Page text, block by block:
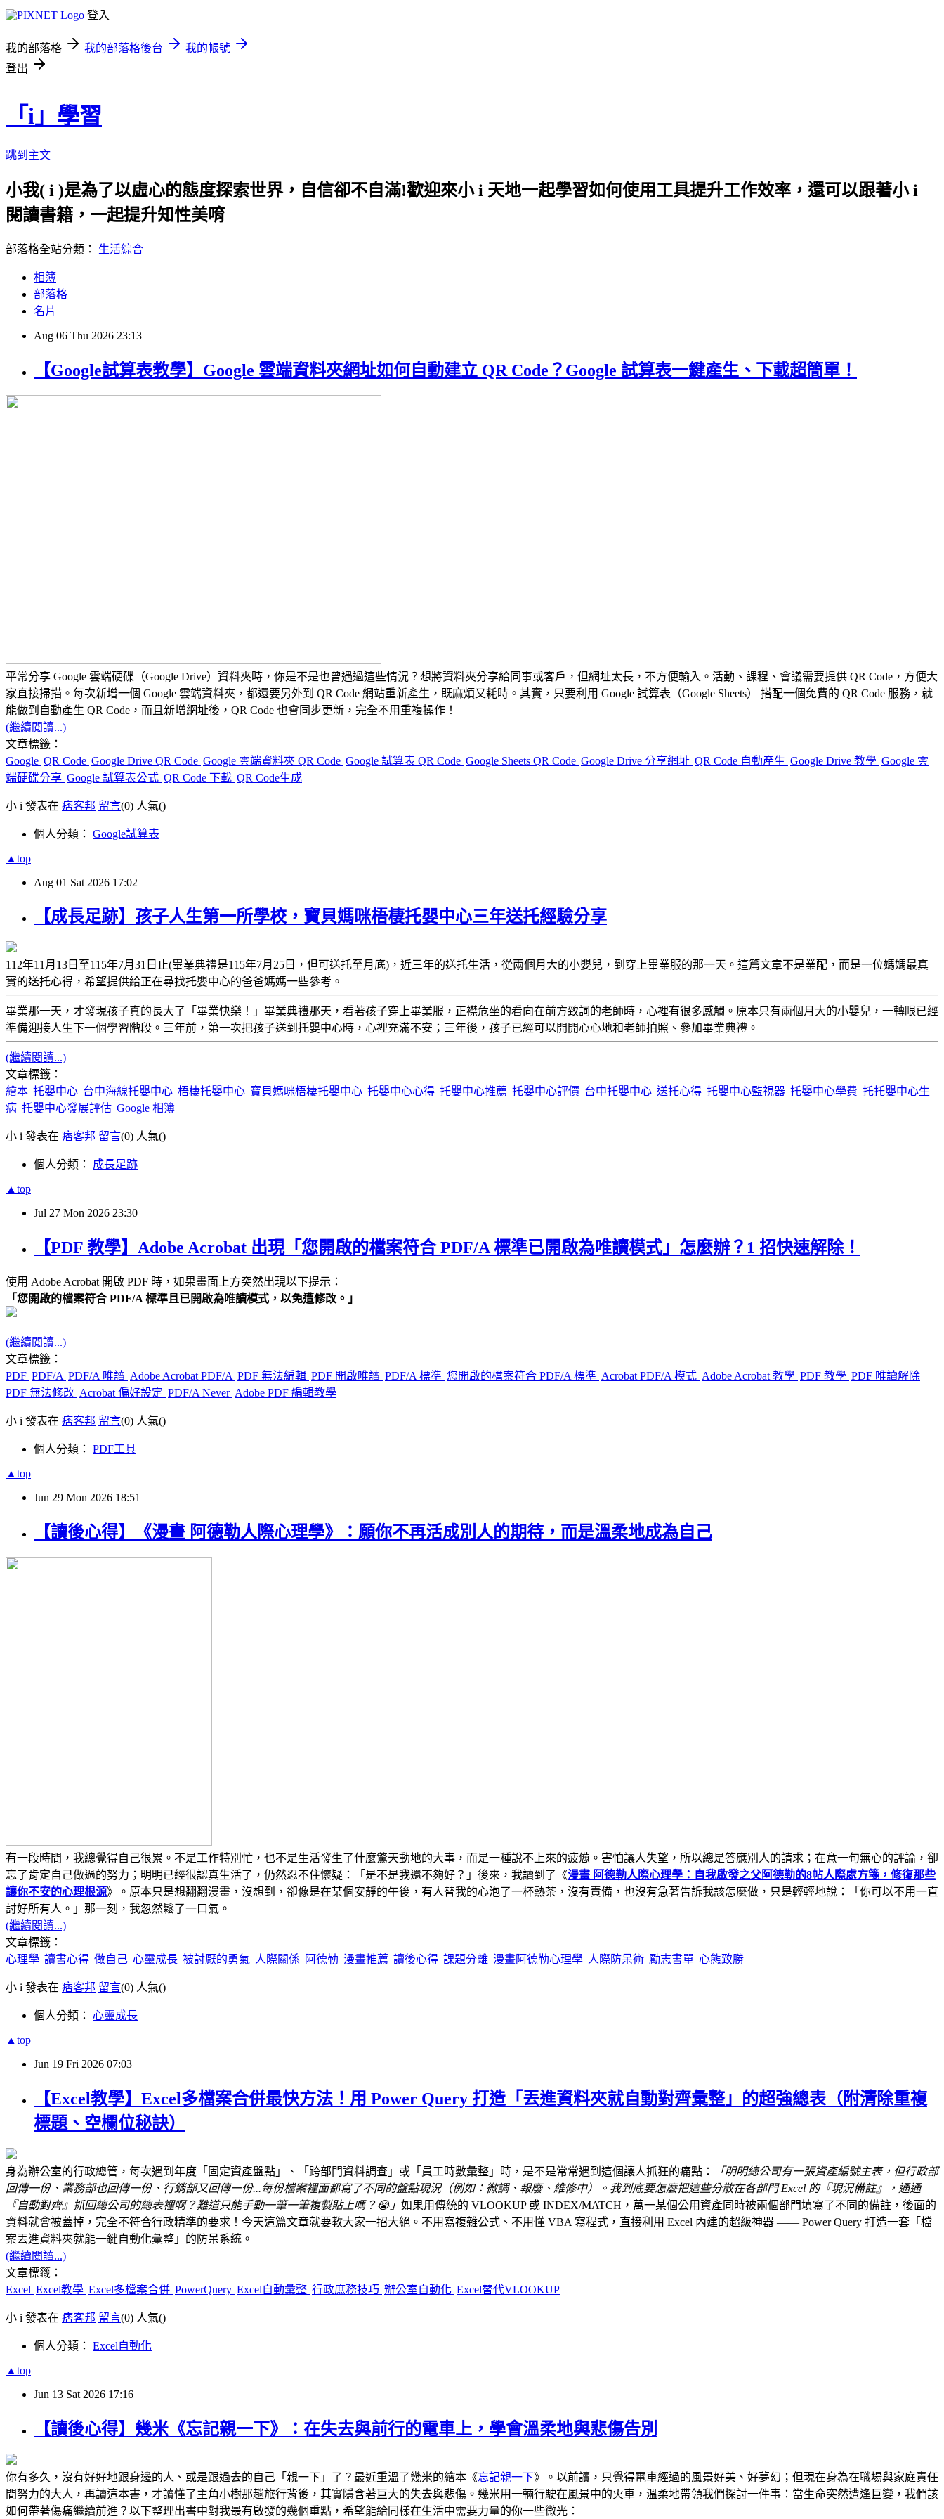
登入
我的部落格 我的部落格後台
我的帳號
登出
「i」學習
跳到主文
小我( i )是為了以虛心的態度探索世界，自信卻不自滿!歡迎來小 i 天地一起學習如何使用工具提升工作效率，還可以跟著小 i
閱讀書籍，一起提升知性美唷
部落格全站分類： 生活綜合
相簿
部落格
名片
Aug 06 Thu 2026 23:13
【Google試算表教學】Google 雲端資料夾網址如何自動建立 QR Code？Google 試算表一鍵產生、下載超簡單！
平常分享 Google 雲端硬碟（Google Drive）資料夾時，你是不是也曾遇過這些情況？ 想將資料夾分享給同事或客戶，但網址太長，不方便輸入。 活動、課程、會議需要提供 QR Code，方便大
家直接掃描。 每次新增一個 Google 雲端資料夾，都還要另外到 QR Code 網站重新產生，既麻煩又耗時。 其實，只要利用 Google 試算表（Google Sheets）
搭配一個免費的 QR Code 服務，就
能做到 自動產生 QR Code ，而且新增網址後，QR Code 也會同步更新，完全不用重複操作！
(繼續閱讀...)
文章標籤：
Google QR Code Google Drive QR Code Google 雲端資料夾 QR Code Google 試算表 QR Code Google Sheets QR Code Google Drive 分享網址 QR Code 自動產生 Google Drive 教學 Google 雲
端硬碟分享 Google 試算表公式 QR Code 下載 QR Code生成
小 i 發表在 痞客邦 留言(0) 人氣()
個人分類： Google試算表
▲top
Aug 01 Sat 2026 17:02
【成長足跡】孩子人生第一所學校，寶貝媽咪梧棲托嬰中心三年送托經驗分享
112年11月13日至115年7月31日止(畢業典禮是115年7月25日，但可送托至月底)，近三年的送托生活，從兩個月大的小嬰兒，到穿上畢業服的那一天。這篇文章不是業配，而是一位媽媽最真
實的送托心得，希望提供給正在尋找托嬰中心的爸爸媽媽一些參考。
畢業那一天，才發現孩子真的長大了「畢業快樂！」畢業典禮那天，看著孩子穿上畢業服，正襟危坐的看向在前方致詞的老師時，心裡有很多感觸。原本只有兩個月大的小嬰兒，一轉眼已經
準備迎接人生下一個學習階段。三年前，第一次把孩子送到托嬰中心時，心裡充滿不安；三年後，孩子已經可以開開心心地和老師拍照、參加畢業典禮。
(繼續閱讀...)
文章標籤：
繪本 托嬰中心 台中海線托嬰中心 梧棲托嬰中心 寶貝媽咪梧棲托嬰中心 托嬰中心心得 托嬰中心推薦 托嬰中心評價 台中托嬰中心 送托心得 托嬰中心監視器 托嬰中心學費 托托嬰中心生
病 托嬰中心發展評估 Google 相簿
小 i 發表在 痞客邦 留言(0) 人氣()
個人分類： 成長足跡
▲top
Jul 27 Mon 2026 23:30
【PDF 教學】Adobe Acrobat 出現「您開啟的檔案符合 PDF/A 標準已開啟為唯讀模式」怎麼辦？1 招快速解除！
使用 Adobe Acrobat 開啟 PDF 時，如果畫面上方突然出現以下提示：
「您開啟的檔案符合 PDF/A 標準且已開啟為唯讀模式，以免遭修改。」
(繼續閱讀...)
文章標籤：
PDF PDF/A PDF/A 唯讀 Adobe Acrobat PDF/A PDF 無法編輯 PDF 開啟唯讀 PDF/A 標準 您開啟的檔案符合 PDF/A 標準 Acrobat PDF/A 模式 Adobe Acrobat 教學 PDF 教學 PDF 唯讀解除
PDF 無法修改 Acrobat 偏好設定 PDF/A Never Adobe PDF 編輯教學
小 i 發表在 痞客邦 留言(0) 人氣()
個人分類： PDF工具
▲top
Jun 29 Mon 2026 18:51
【讀後心得】《漫畫 阿德勒人際心理學》：願你不再活成別人的期待，而是溫柔地成為自己
有一段時間，我總覺得自己很累。不是工作特別忙，也不是生活發生了什麼驚天動地的大事，而是一種說不上來的疲憊。害怕讓人失望，所以總是答應別人的請求；在意一句無心的評論，卻
忘了肯定自己做過的努力；明明已經很認真生活了，仍然忍不住懷疑：「是不是我還不夠好？」後來，我讀到了《漫畫 阿德勒人際心理學：自我啟發之父阿德勒的8帖人際處方箋，修復那些
讓你不安的心理根源》。原本只是想翻翻漫畫，沒想到，卻像是在某個安靜的午後，有人替我的心泡了一杯熱茶，沒有責備，也沒有急著告訴我該怎麼做，只是輕輕地說：
「你可以不用一直
討好所有人。」 那一刻，我忽然鬆了一口氣。
(繼續閱讀...)
文章標籤：
心理學 讀書心得 做自己 心靈成長 被討厭的勇氣 人際關係 阿德勒 漫畫推薦 讀後心得 課題分離 漫畫阿德勒心理學 人際防呆術 勵志書單 心態致勝
小 i 發表在 痞客邦 留言(0) 人氣()
個人分類： 心靈成長
▲top
Jun 19 Fri 2026 07:03
【Excel教學】Excel多檔案合併最快方法！用 Power Query 打造「丟進資料夾就自動對齊彙整」的超強總表（附清除重複
標題、空欄位秘訣）
身為辦公室的行政總管，每次遇到年度「固定資產盤點」、「跨部門資料調查」或「員工時數彙整」時，是不是常常遇到這個讓人抓狂的痛點：
「明明總公司有一張資產編號主表，但行政部
回傳一份、業務部也回傳一份、行銷部又回傳一份...每份檔案裡面都寫了不同的盤點現況（例如：微調、報廢、維修中）。我到底要怎麼把這些分散在各部門 Excel 的『現況備註』，通通
『自動對齊』抓回總公司的總表裡啊？難道只能手動一筆一筆複製貼上嗎？😭」 如果用傳統的 VLOOKUP 或 INDEX/MATCH，萬一某個公用資產同時被兩個部門填寫了不同的備註，後面的
資料就會被蓋掉，完全不符合行政精準的要求！今天這篇文章就要教大家一招大絕。不用寫複雜公式、不用懂 VBA 寫程式，直接利用 Excel 內建的超級神器 —— Power Query 打造一套「檔
案丟進資料夾就能一鍵自動化彙整」的防呆系統。
(繼續閱讀...)
文章標籤：
Excel Excel教學 Excel多檔案合併 PowerQuery Excel自動彙整 行政庶務技巧 辦公室自動化 Excel替代VLOOKUP
小 i 發表在 痞客邦 留言(0) 人氣()
個人分類： Excel自動化
▲top
Jun 13 Sat 2026 17:16
【讀後心得】幾米《忘記親一下》：在失去與前行的電車上，學會溫柔地與悲傷告別
你有多久，沒有好好地跟身邊的人、或是跟過去的自己「親一下」了？最近重溫了幾米的繪本《忘記親一下》。以前讀，只覺得電車經過的風景好美、好夢幻；但現在身為在職場與家庭責任
間努力的大人，再讀這本書，才讀懂了主角小樹那趟旅行背後，其實隱含著巨大的失去與悲傷。幾米用一輛行駛在風景中的火車，溫柔地帶領我們探討一件事：當生命突然遭逢巨變，我們該
如何帶著傷痛繼續前進？以下整理出書中對我最有啟發的幾個重點，希望能給同樣在生活中需要力量的你一些微光：